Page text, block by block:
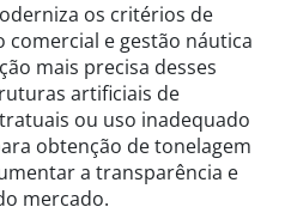
os critérios de
e gestão náutica
mais precisa desses
artificiais de
ou uso inadequado
obtenção de tonelagem
a transparência e
mercado.